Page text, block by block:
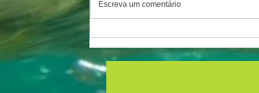
Escreva um comentário